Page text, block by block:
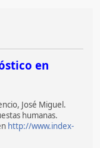
en
José Miguel.
humanas.
http://www.index-